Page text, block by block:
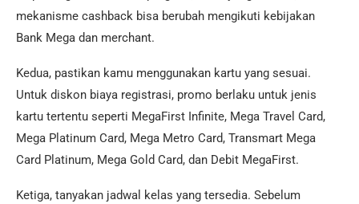
mekanisme cashback bisa berubah mengikuti kebijakan
Bank Mega dan merchant.
Kedua, pastikan kamu menggunakan kartu yang sesuai.
Untuk diskon biaya registrasi, promo berlaku untuk jenis
kartu tertentu seperti MegaFirst Infinite, Mega Travel Card,
Mega Platinum Card, Mega Metro Card, Transmart Mega
Card Platinum, Mega Gold Card, dan Debit MegaFirst.
Ketiga, tanyakan jadwal kelas yang tersedia. Sebelum